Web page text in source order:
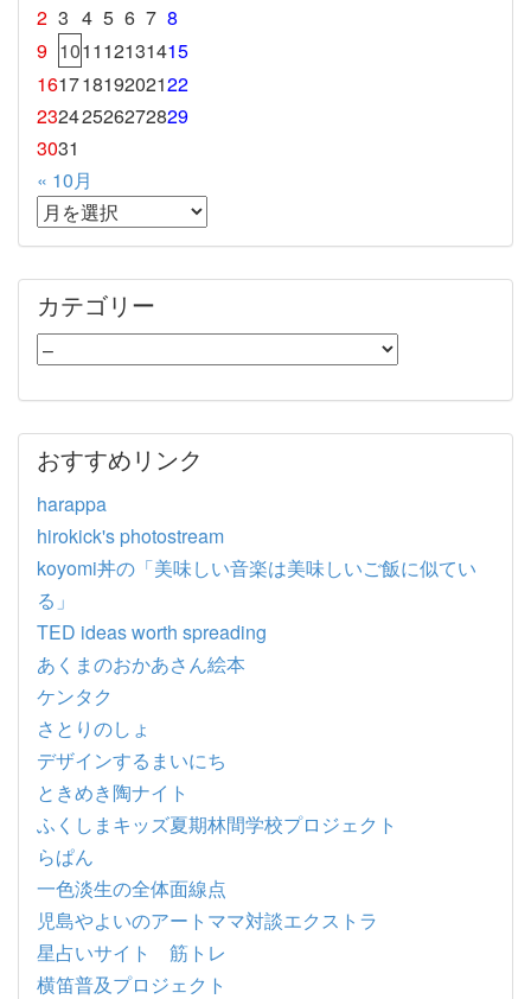
2 3 4 5 6 7 8
9 101112131415
16171819202122
23242526272829
3031
« 10月
カテゴリー
おすすめリンク
harappa
hirokick's photostream
koyomi丼の「美味しい音楽は美味しいご飯に似てい
る」
TED ideas worth spreading
あくまのおかあさん絵本
ケンタク
さとりのしょ
デザインするまいにち
ときめき陶ナイト
ふくしまキッズ夏期林間学校プロジェクト
らぱん
一色淡生の全体面線点
児島やよいのアートママ対談エクストラ
星占いサイト 筋トレ
横笛普及プロジェクト